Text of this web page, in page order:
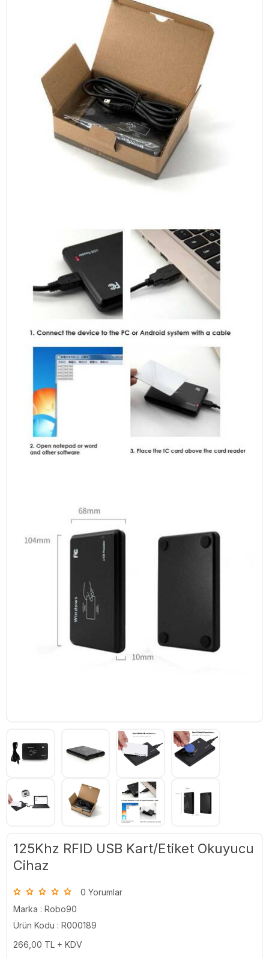
125Khz RFID USB Kart/Etiket Okuyucu
Cihaz
0 Yorumlar
Marka : Robo90
Ürün Kodu : R000189
266,00 TL + KDV